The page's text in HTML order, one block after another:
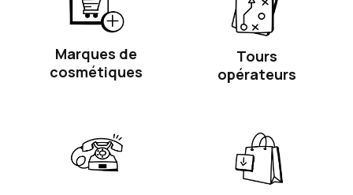
Marques de
cosmétiques
Tours
opérateurs